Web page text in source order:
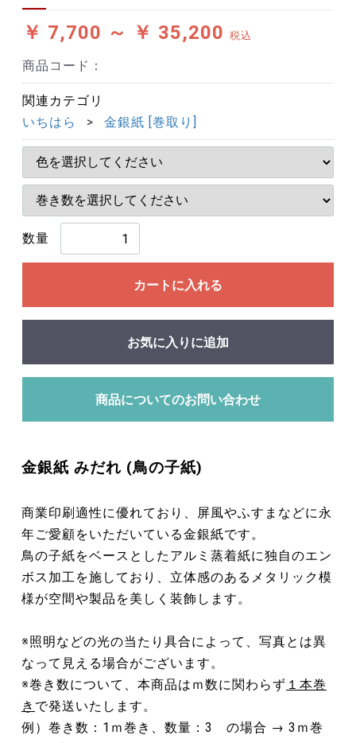
￥ 7,700 ～ ￥ 35,200 税込
商品コード：
関連カテゴリ
いちはら
金銀紙 [巻取り]
数量
カートに入れる
お気に入りに追加
商品についてのお問い合わせ
金銀紙 みだれ (鳥の子紙)
商業印刷適性に優れており、屏風やふすまなどに永
年ご愛顧をいただいている金銀紙です。
鳥の子紙をベースとしたアルミ蒸着紙に独自のエン
ボス加工を施しており、立体感のあるメタリック模
様が空間や製品を美しく装飾します。
※照明などの光の当たり具合によって、写真とは異
なって見える場合がございます。
※巻き数について、本商品はｍ数に関わらず １本巻
き で発送いたします。
例）巻き数：1ｍ巻き、数量：3 の場合 → 3ｍ巻